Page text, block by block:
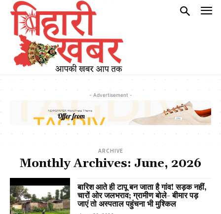
- Advertisement -
ARCHIVE
Monthly Archives: June, 2026
बारिश आते ही टापू बन जाता है गांव! सड़क नहीं,
चारों ओर जलभराव; ग्रामीण बोले- बीमार पड़
जाएं तो अस्पताल पहुंचना भी मुश्किल